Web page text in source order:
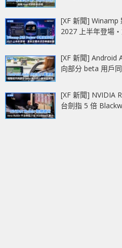
[XF 新聞]
2027 上半年登場
[XF 新聞] Android
向部分 beta 用戶
[XF 新聞] NVIDIA
台劍指 5 倍